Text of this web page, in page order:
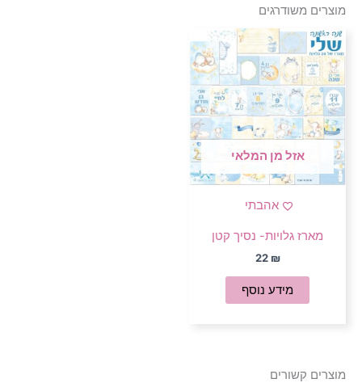
מוצרים משודרגים
אזל מן המלאי
אהבתי
מארז גלויות- נסיך קטן
22 ₪
מידע נוסף
מוצרים קשורים